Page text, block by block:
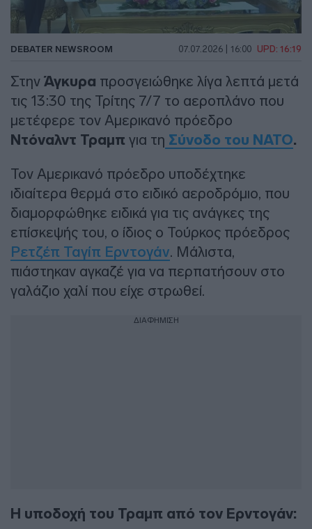
DEBATER NEWSROOM 07.07.2026 | 16:00 UPD: 16:19
Στην Άγκυρα προσγειώθηκε λίγα λεπτά μετά
τις 13:30 της Τρίτης 7/7 το αεροπλάνο που
μετέφερε τον Αμερικανό πρόεδρο
Ντόναλντ Τραμπ για τη Σύνοδο του ΝΑΤΟ.
Τον Αμερικανό πρόεδρο υποδέχτηκε
ιδιαίτερα θερμά στο ειδικό αεροδρόμιο, που
διαμορφώθηκε ειδικά για τις ανάγκες της
επίσκεψής του, ο ίδιος ο Τούρκος πρόεδρος
Ρετζέπ Ταγίπ Ερντογάν. Μάλιστα,
πιάστηκαν αγκαζέ για να περπατήσουν στο
γαλάζιο χαλί που είχε στρωθεί.
ΔΙΑΦΗΜΙΣΗ
Η υποδοχή του Τραμπ από τον Ερντογάν: